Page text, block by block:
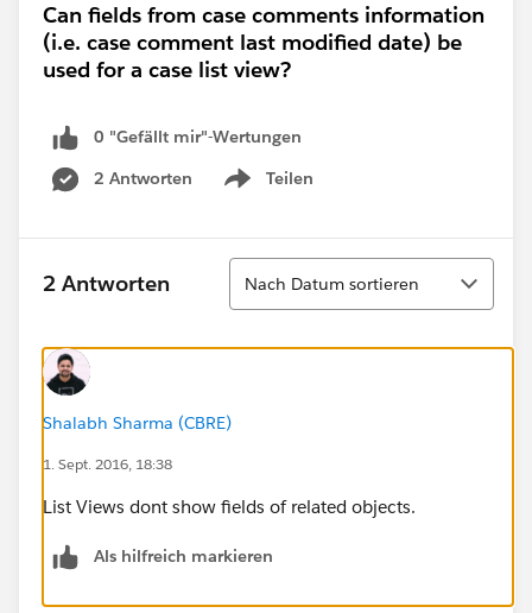
Can fields from case comments information
(i.e. case comment last modified date) be
used for a case list view?
0 "Gefällt mir"-Wertungen
2 Antworten
Teilen
Show menu
2 Antworten
Sortieren
Nach Datum sortieren
Shalabh Sharma (CBRE)
1. Sept. 2016, 18:38
List Views dont show fields of related objects.
Als hilfreich markieren